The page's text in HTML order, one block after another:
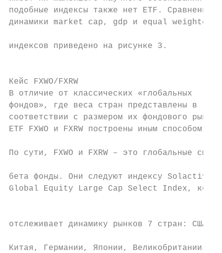
подобные индексы также нет ETF. Сравнение
динамики market cap, gdp и
индексов приведено на рисунке 3.
Кейс FXWO/FXRW
В отличие от классических «глобальных
фондов», где веса стран представлены в
соответствии с размером их фондового рынка,
ETF FXWO и FXRW построены
По сути, FXWO и FXRW – это глобальные
бета фонды. Они следуют индексу
Global Equity Large Cap Select Index,
отслеживает динамику рынков 7 стран: США,
Китая, Германии, Японии, Великобритании,